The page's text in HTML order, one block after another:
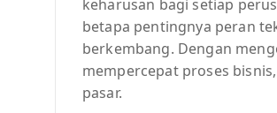
keharusan bagi setiap
betapa pentingnya peran
berkembang. Dengan
mempercepat proses
pasar.